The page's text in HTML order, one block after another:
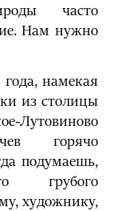
часто
Нам нужно
намекая
из столицы
Лутовиново
горячо
подумаешь,
грубого
художнику,